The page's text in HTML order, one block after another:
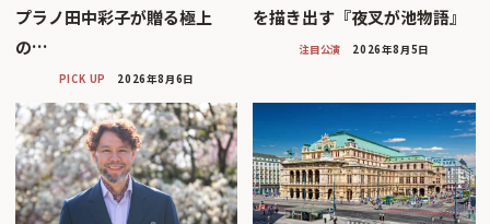
プラノ田中彩子が贈る極上
の…
PICK UP 2026年8月6日
を描き出す『夜叉が池物語』
注目公演 2026年8月5日